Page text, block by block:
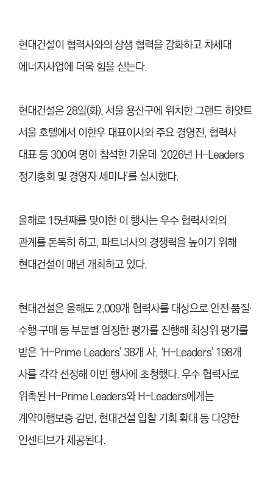
현대건설이 협력사와의 상생 협력을 강화하고 차세대
에너지사업에 더욱 힘을 싣는다.
현대건설은 28일(화), 서울 용산구에 위치한 그랜드 하얏트
서울 호텔에서 이한우 대표이사와 주요 경영진, 협력사
대표 등 300여 명이 참석한 가운데 ‘2026년 H-Leaders
정기총회 및 경영자 세미나’를 실시했다.
올해로 15년째를 맞이한 이 행사는 우수 협력사와의
관계를 돈독히 하고, 파트너사의 경쟁력을 높이기 위해
현대건설이 매년 개최하고 있다.
현대건설은 올해도 2,009개 협력사를 대상으로 안전·품질·
수행·구매 등 부문별 엄정한 평가를 진행해 최상위 평가를
받은 ‘H-Prime Leaders’ 38개 사, ‘H-Leaders’ 198개
사를 각각 선정해 이번 행사에 초청했다. 우수 협력사로
위촉된 H-Prime Leaders와 H-Leaders에게는
계약이행보증 감면, 현대건설 입찰 기회 확대 등 다양한
인센티브가 제공된다.